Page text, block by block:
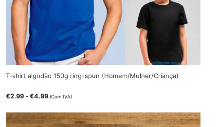
T-shirt algodão 150g ring-spun (Homem/Mulher/Criança)
€2.99 -€4.99 (Com IVA)